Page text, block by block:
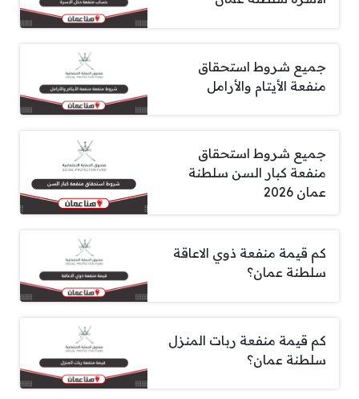
جميع شروط استحقاق
منفعة الأيتام والأرامل
جميع شروط استحقاق
منفعة كبار السن سلطنة
عمان 2026
كم قيمة منفعة ذوي الاعاقة
سلطنة عمان؟
كم قيمة منفعة ربات المنزل
سلطنة عمان؟